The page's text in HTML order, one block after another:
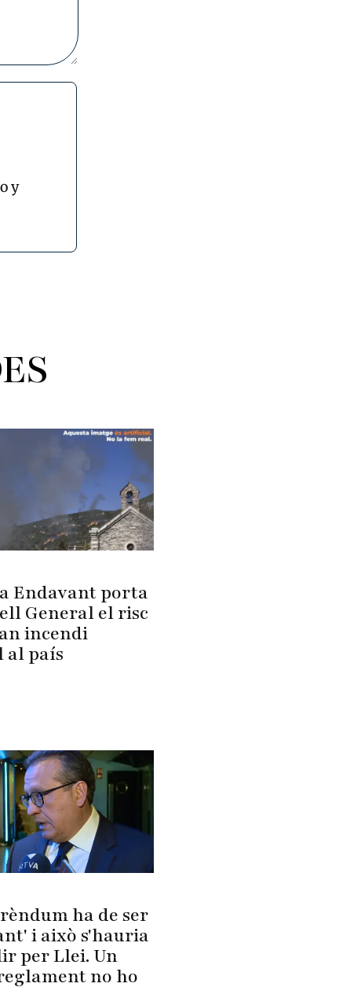
y
Endavant porta
General el risc
incendi
al país
ha de ser
i això s'hauria
per Llei. Un
no ho